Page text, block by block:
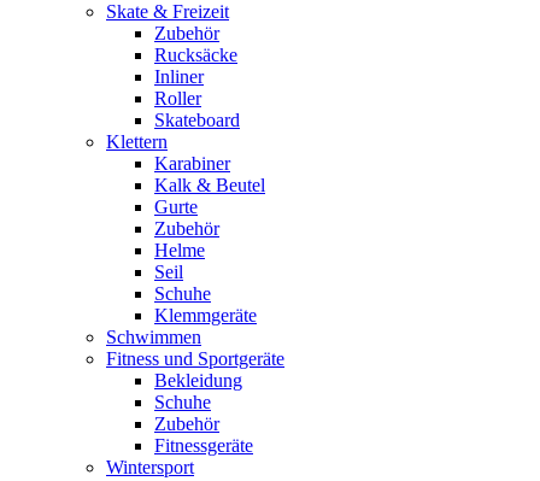
Skate & Freizeit
Zubehör
Rucksäcke
Inliner
Roller
Skateboard
Klettern
Karabiner
Kalk & Beutel
Gurte
Zubehör
Helme
Seil
Schuhe
Klemmgeräte
Schwimmen
Fitness und Sportgeräte
Bekleidung
Schuhe
Zubehör
Fitnessgeräte
Wintersport